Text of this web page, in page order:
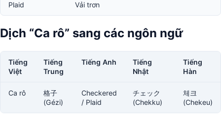
Plaid Vải trơn
Dịch “Ca rô” sang các ngôn ngữ
Tiếng
Việt
Tiếng
Trung
Tiếng Anh
Tiếng
Nhật
Tiếng
Hàn
Ca rô
格子
(Gézi)
Checkered
/ Plaid
チェック
(Chekku)
체크
(Chekeu)